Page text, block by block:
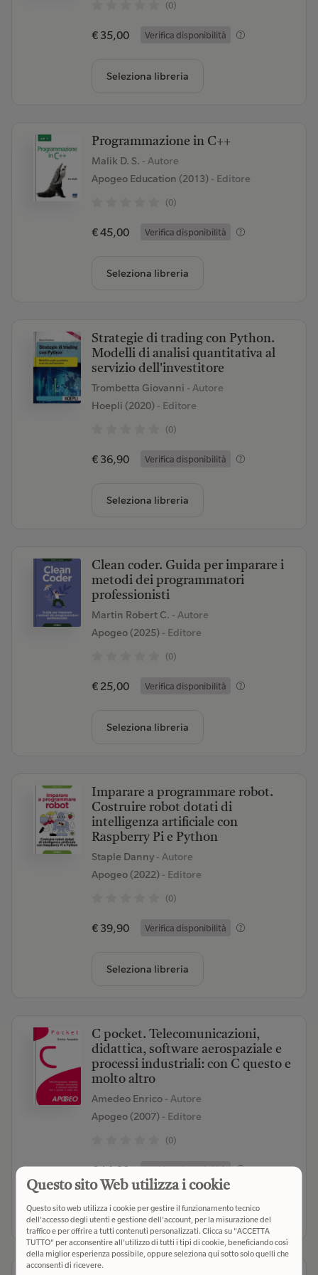
(0)
€ 35,00 Verifica disponibilità
Seleziona libreria
Programmazione in C++
Malik D. S. - Autore
Apogeo Education (2013)- Editore
(0)
€ 45,00 Verifica disponibilità
Seleziona libreria
Strategie di trading con Python.
Modelli di analisi quantitativa al
servizio dell'investitore
Trombetta Giovanni - Autore
Hoepli (2020)- Editore
(0)
€ 36,90 Verifica disponibilità
Seleziona libreria
Clean coder. Guida per imparare i
metodi dei programmatori
professionisti
Martin Robert C. - Autore
Apogeo (2025)- Editore
(0)
€ 25,00 Verifica disponibilità
Seleziona libreria
Imparare a programmare robot.
Costruire robot dotati di
intelligenza artificiale con
Raspberry Pi e Python
Staple Danny - Autore
Apogeo (2022)- Editore
(0)
€ 39,90 Verifica disponibilità
Seleziona libreria
C pocket. Telecomunicazioni,
didattica, software aerospaziale e
processi industriali: con C questo e
molto altro
Amedeo Enrico - Autore
Apogeo (2007)- Editore
(0)
€ 14,90 Verifica disponibilità
Seleziona libreria
Questo sito Web utilizza i cookie
Questo sito web utilizza i cookie per gestire il funzionamento tecnico
dell'accesso degli utenti e gestione dell'account, per la misurazione del
traffico e per offrire a tutti contenuti personalizzati. Clicca su "ACCETTA
TUTTO" per acconsentire all'utilizzo di tutti i tipi di cookie, beneficiando così
della miglior esperienza possibile, oppure seleziona qui sotto solo quelli che
acconsenti di ricevere.